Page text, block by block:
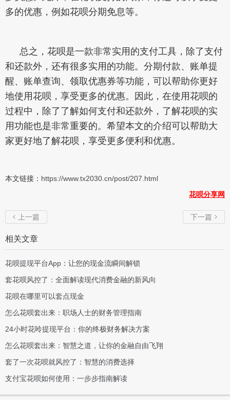
多的优惠，例如花呗分期免息等。
总之，花呗是一款非常实用的支付工具，除了支付
和还款外，还有很多实用的功能。分期付款、账单提
醒、账单查询、领取优惠券等功能，可以帮助你更好
地使用花呗，享受更多的优惠。因此，在使用花呗的
过程中，除了了解如何支付和还款外，了解花呗的实
用功能也是非常重要的。希望本文的介绍可以帮助大
家更好地了解花呗，享受更多便利和优惠。
本文链接： https://www.tx2030.cn/post/207.html
花呗分享网
 上一篇 下一篇 
相关文章
花呗提现平台App：让您的现金流瞬间解锁
套花呗风控了：全面解读现代消费金融的新风向
花呗在哪里可以套点现金
怎么花呗套出来：职场人士的财务管理指南
24小时花呤提现平台：你的终极财务解决方案
怎么花呗套出来：智慧之道，让你的金融自由飞翔
套了一次花呗就风控了：智慧的消费选择
支付宝花呗如何使用：一步步指南解读